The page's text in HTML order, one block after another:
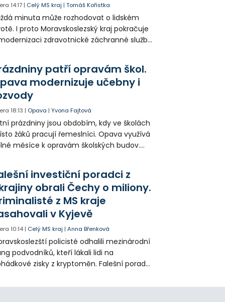
14:17 | Celý MS kraj |Tomáš Kořistka
minuta může rozhodovat o lidském
I proto Moravskoslezský kraj pokračuje
zdravotnické záchranné služby
patří opravám škol.
modernizuje učebny i
18:13 | Opava |Yvona Fajtová
prázdniny jsou obdobím, kdy ve školách
žáků pracují řemeslníci. Opava využívá
měsíce k opravám školských budov.
investiční poradci z
obrali Čechy o miliony.
z MS kraje
v Kyjevě
10:14 | Celý MS kraj |Anna Břenková
policisté odhalili mezinárodní
podvodníků, kteří lákali lidi na
zisky z kryptoměn. Falešní poradci
call centra a připravili Čechy o